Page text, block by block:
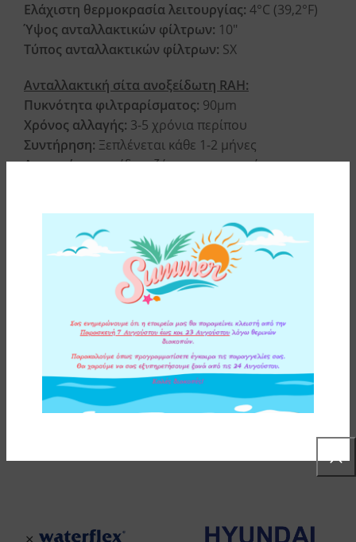
Ελάχιστη θερμοκρασία λειτουργίας: 4°C (39,2°F)
Ύψος ανταλλακτικών φίλτρων: 10″
Τύπος ανταλλακτικών φίλτρων: SX
Ανταλλακτική σίτα ανοξείδωτη RAH:
Πυκνότητα φιλτραρίσματος: 90μm
Χρόνος αλλαγής: 3-5 χρόνια περίπου
Συντήρηση: Ξεπλένεται κάθε 1-2 μήνες
Αφαιρεί:σωματίδια, ιζήματα και αιωρήματα
Ελάχιστη θερμοκρασία λειτουργίας: 4°C (39,2°F)
ΥΛΙΚΑ ΚΑΤΑΣΚΕΥΗΣ
ΟΔΗΓΙΕΣ ΕΓΚΑΤΑΣΤΑΣΗΣ
ΕΠΙΠΛΕΟΝ ΠΛΗΡΟΦΟΡΙΕΣ